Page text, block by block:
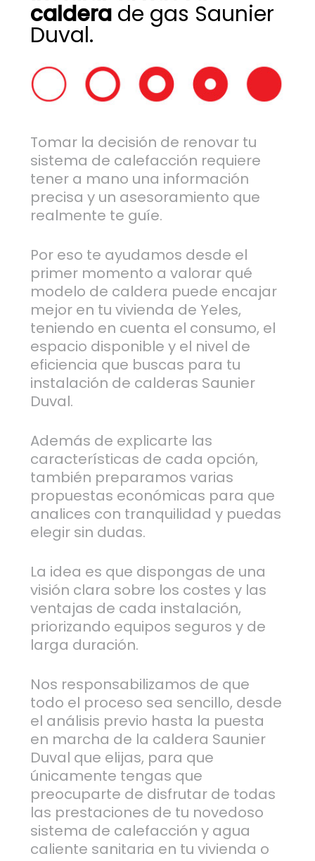
calderade gas Saunier
Duval.
Tomar la decisión de renovar tu
sistema de calefacción requiere
tener a mano una información
precisa y un asesoramiento que
realmente te guíe.
Por eso te ayudamos desde el
primer momento a valorar qué
modelo de caldera puede encajar
mejor en tu vivienda de Yeles,
teniendo en cuenta el consumo, el
espacio disponible y el nivel de
eficiencia que buscas para tu
instalación de calderas Saunier
Duval.
Además de explicarte las
características de cada opción,
también preparamos varias
propuestas económicas para que
analices con tranquilidad y puedas
elegir sin dudas.
La idea es que dispongas de una
visión clara sobre los costes y las
ventajas de cada instalación,
priorizando equipos seguros y de
larga duración.
Nos responsabilizamos de que
todo el proceso sea sencillo, desde
el análisis previo hasta la puesta
en marcha de la caldera Saunier
Duval que elijas, para que
únicamente tengas que
preocuparte de disfrutar de todas
las prestaciones de tu novedoso
sistema de calefacción y agua
caliente sanitaria en tu vivienda o